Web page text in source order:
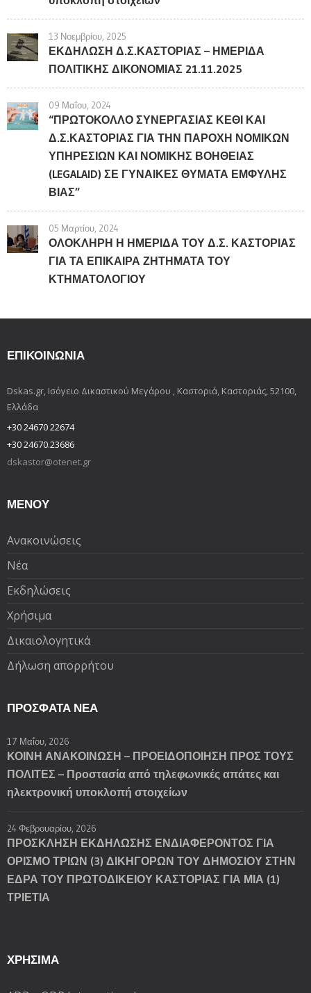
13 Νοεμβρίου, 2025
ΕΚΔΗΛΩΣΗ Δ.Σ.ΚΑΣΤΟΡΙΑΣ – ΗΜΕΡΙΔΑ
ΠΟΛΙΤΙΚΗΣ ΔΙΚΟΝΟΜΙΑΣ 21.11.2025
09 Μαΐου, 2024
“ΠΡΩΤΟΚΟΛΛΟ ΣΥΝΕΡΓΑΣΙΑΣ ΚΕΘΙ ΚΑΙ
Δ.Σ.ΚΑΣΤΟΡΙΑΣ ΓΙΑ ΤΗΝ ΠΑΡΟΧΗ ΝΟΜΙΚΩΝ
ΥΠΗΡΕΣΙΩΝ ΚΑΙ ΝΟΜΙΚΗΣ ΒΟΗΘΕΙΑΣ
(LEGALAID) ΣΕ ΓΥΝΑΙΚΕΣ ΘΥΜΑΤΑ ΕΜΦΥΛΗΣ
ΒΙΑΣ”
05 Μαρτίου, 2024
ΟΛΟΚΛΗΡΗ Η ΗΜΕΡΙΔΑ ΤΟΥ Δ.Σ. ΚΑΣΤΟΡΙΑΣ
ΓΙΑ ΤΑ ΕΠΙΚΑΙΡΑ ΖΗΤΗΜΑΤΑ ΤΟΥ
ΚΤΗΜΑΤΟΛΟΓΙΟΥ
ΕΠΙΚΟΙΝΩΝΊΑ
Dskas.gr, Ισόγειο Δικαστικού Μεγάρου , Καστοριά, Καστοριάς, 52100,
Ελλάδα
+30 24670 22674
+30 24670.23686
dskastor@otenet.gr
ΜΕΝΟΥ
Ανακοινώσεις
Νέα
Εκδηλώσεις
Χρήσιμα
Δικαιολογητικά
Δήλωση απορρήτου
ΠΡΌΣΦΑΤΑ ΝΈΑ
17 Μαΐου, 2026
ΚΟΙΝΗ ΑΝΑΚΟΙΝΩΣΗ – ΠΡΟΕΙΔΟΠΟΙΗΣΗ ΠΡΟΣ ΤΟΥΣ
ΠΟΛΙΤΕΣ – Προστασία από τηλεφωνικές απάτες και
ηλεκτρονική υποκλοπή στοιχείων
24 Φεβρουαρίου, 2026
ΠΡΟΣΚΛΗΣΗ ΕΚΔΗΛΩΣΗΣ ΕΝΔΙΑΦΕΡΟΝΤΟΣ ΓΙΑ
ΟΡΙΣΜΟ ΤΡΙΩΝ (3) ΔΙΚΗΓΟΡΩΝ ΤΟΥ ΔΗΜΟΣΙΟΥ ΣΤΗΝ
ΕΔΡΑ ΤΟΥ ΠΡΩΤΟΔΙΚΕΙΟΥ ΚΑΣΤΟΡΙΑΣ ΓΙΑ ΜΙΑ (1)
ΤΡΙΕΤΙΑ
ΧΡΗΣΙΜΑ